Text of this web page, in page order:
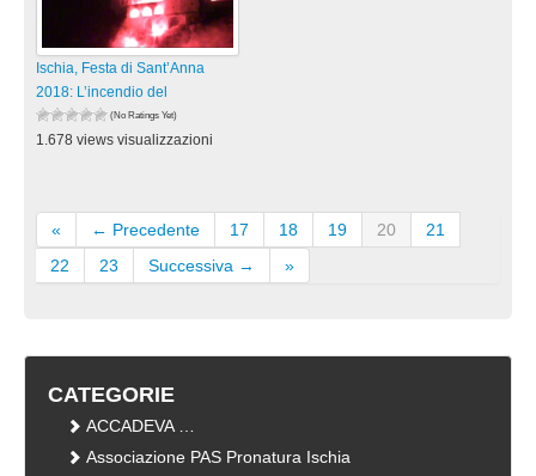
Ischia, Festa di Sant’Anna
2018: L’incendio del
(No Ratings Yet)
1.678 views visualizzazioni
« ← Precedente 17 18 19 20
21
22
23 Successiva → »
CATEGORIE
ACCADEVA …
Associazione PAS Pronatura Ischia